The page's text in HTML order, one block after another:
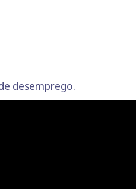
desemprego.